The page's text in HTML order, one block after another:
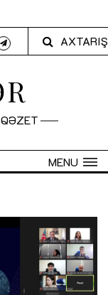
AXTARIŞ
MENU